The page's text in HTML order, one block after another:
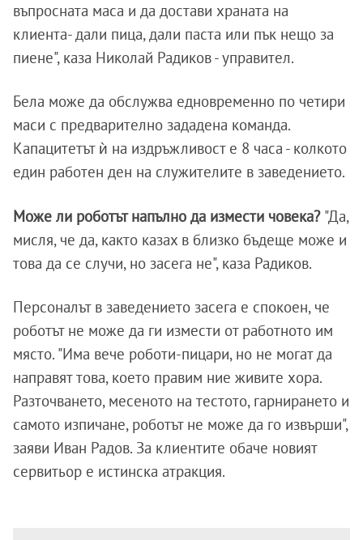
въпросната маса и да достави храната на
клиента- дали пица, дали паста или пък нещо за
пиене", каза Николай Радиков - управител.
Бела може да обслужва едновременно по четири
маси с предварително зададена команда.
Капацитетът ѝ на издръжливост е 8 часа - колкото
един работен ден на служителите в заведението.
Може ли роботът напълно да измести човека? "Да,
мисля, че да, както казах в близко бъдеще може и
това да се случи, но засега не", каза Радиков.
Персоналът в заведението засега е спокоен, че
роботът не може да ги измести от работното им
място. "Има вече роботи-пицари, но не могат да
направят това, което правим ние живите хора.
Разточването, месеното на тестото, гарнирането и
самото изпичане, роботът не може да го извърши",
заяви Иван Радов. За клиентите обаче новият
сервитьор е истинска атракция.